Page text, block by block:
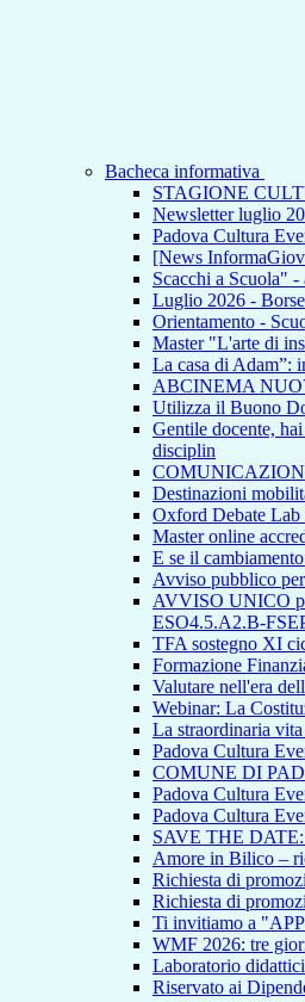
Bacheca informativa
STAGIONE
Newsletter luglio
Padova Cultura
[News
Scacchi a Scuola"
Luglio 2026 -
Orientamento -
Master "L'arte di
La casa di Adam”:
ABCINEMA
Utilizza il Buono
Gentile docente,
disciplin
Destinazioni
Oxford Debate Lab
Master online
E se il
Avviso pubblico
AVVISO UNICO
ESO4.5.A2.B-
TFA sostegno XI
Formazione
Valutare nell'era
Webinar: La
La straordinaria
Padova Cultura
COMUNE DI
Padova Cultura
Padova Cultura
SAVE THE DATE:
Amore in Bilico –
Richiesta di
Richiesta di
Ti invitiamo a
WMF 2026: tre
Laboratorio
Riservato ai